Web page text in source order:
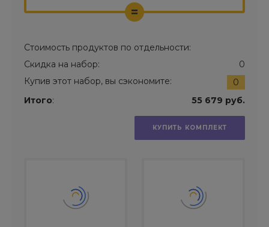
=
Стоимость продуктов по отдельности:
Скидка на набор:
0
Купив этот набор, вы сэкономите:
0
Итого: 55 679 руб.
КУПИТЬ КОМПЛЕКТ